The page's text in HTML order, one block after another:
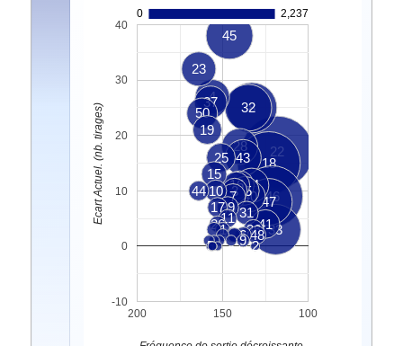
0
2,237
22
18
46
8
33
32
45
47
28
43
4
23
34
37
40
50
13
19
25
35
41
16
3
7
15
31
10
39
17
36
44
11
48
6
26
1
9 2
5
200 150 100
-10
0
10
20
30
40
Ecart Actuel. (nb. tirages)